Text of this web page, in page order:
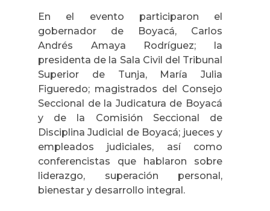
En el evento participaron el
gobernador de Boyacá, Carlos
Andrés Amaya Rodríguez; la
presidenta de la Sala Civil del Tribunal
Superior de Tunja, María Julia
Figueredo; magistrados del Consejo
Seccional de la Judicatura de Boyacá
y de la Comisión Seccional de
Disciplina Judicial de Boyacá; jueces y
empleados judiciales, así como
conferencistas que hablaron sobre
liderazgo, superación personal,
bienestar y desarrollo integral.